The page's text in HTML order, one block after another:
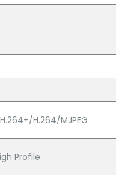
H.264/MJPEG
Profile